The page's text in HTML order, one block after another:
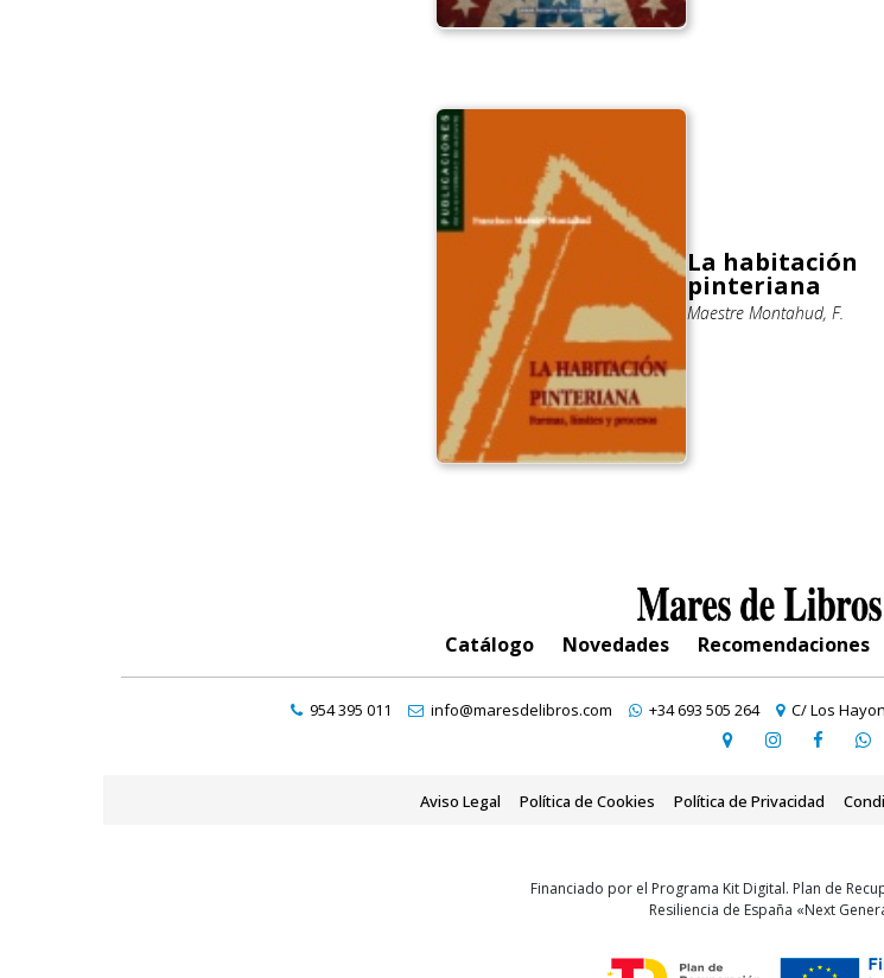
La habitación
pinteriana
Maestre Montahud, F.
Catálogo Novedades Recomendaciones
954 395 011 info@maresdelibros.com +34 693 505 264 C/ Los
Aviso Legal Política de Cookies Política de Privacidad
Financiado por el Programa Kit Digital. Plan de
Resiliencia de España «Next